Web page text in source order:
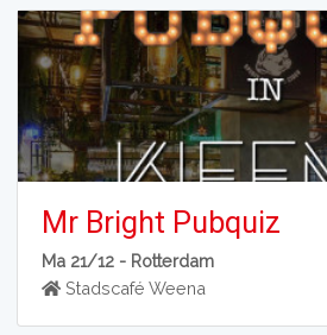
Mr Bright Pubquiz
Ma 21/12 - Rotterdam
Stadscafé Weena